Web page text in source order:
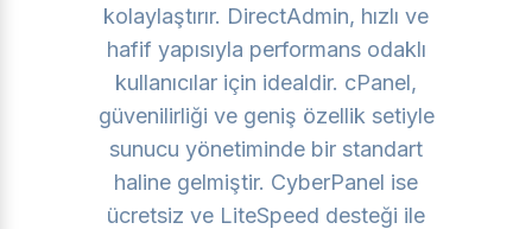
kolaylaştırır. DirectAdmin, hızlı ve
hafif yapısıyla performans odaklı
kullanıcılar için idealdir. cPanel,
güvenilirliği ve geniş özellik setiyle
sunucu yönetiminde bir standart
haline gelmiştir. CyberPanel ise
ücretsiz ve LiteSpeed desteği ile